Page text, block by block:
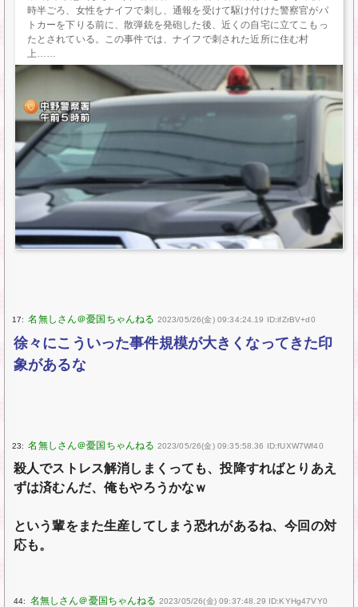
時半ごろ、女性をナイフで刺し、通報を受けて駆け付けた警察官がパ
トカーを下りる前に、散弾銃を発砲した後、近くの自宅に立てこもっ
たとされている。この事件では、ナイフで刺された近所に住む村
上…
17: 2023/05/26(金) 09:34:24.19 ID:ifZrBV+d0
徐々にこういった事件規模が大きくなってきた印
象があるな
23: 2023/05/26(金) 09:35:58.36 ID:fUXW7Wf40
殺人でストレス解消しまくっても、投降すればとりあえ
ずは済むんだ、俺もやろうかなｗ
という輩をまた生産してしまう恐れがあるね、今回の対
応も。
44: 2023/05/26(金) 09:37:48.29 ID:KYHg47VY0